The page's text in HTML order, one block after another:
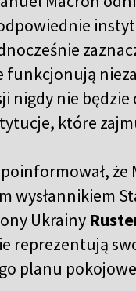
funkcjonują
nigdy nie
które
poinformował,
wysłannikiem
Ukrainy
reprezentują
planu